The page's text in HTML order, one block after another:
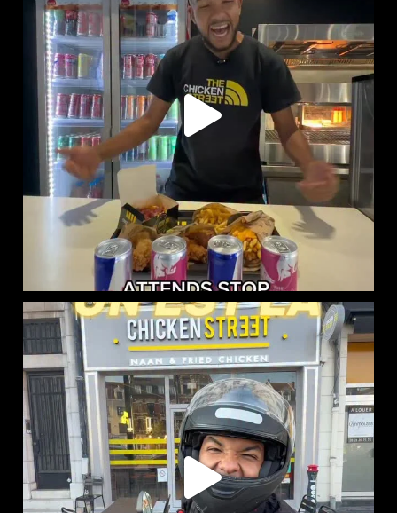
CHICKEN STREET LENS EST LÀ
12 Place...
44 37